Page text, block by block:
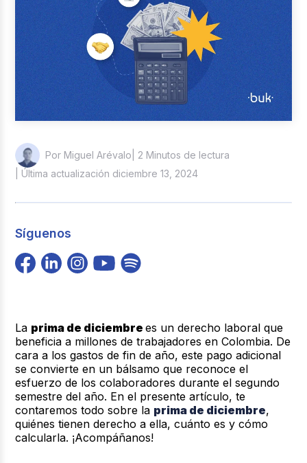
Columna del Experto
Entrevistas
Por Miguel Arévalo | 2 Minutos de lectura
| Última actualización diciembre 13, 2024
Síguenos
La prima de diciembre es un derecho laboral que
beneficia a millones de trabajadores en Colombia. De
cara a los gastos de fin de año, este pago adicional
se convierte en un bálsamo que reconoce el
esfuerzo de los colaboradores durante el segundo
semestre del año. En el presente artículo, te
contaremos todo sobre la prima de diciembre,
quiénes tienen derecho a ella, cuánto es y cómo
calcularla. ¡Acompáñanos!